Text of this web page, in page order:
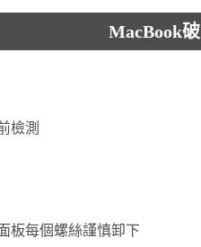
MacBook
檢測
板每個螺絲謹慎卸下